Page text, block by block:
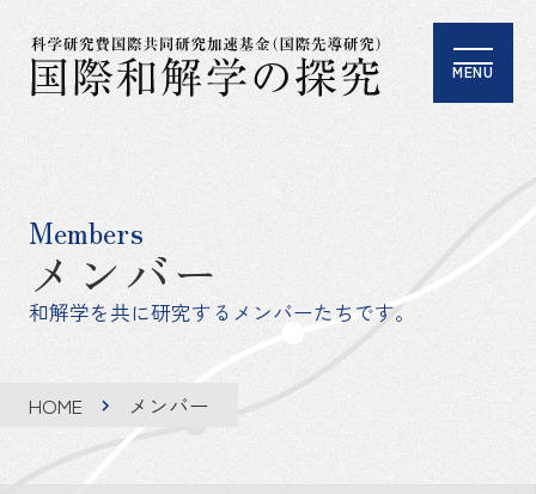
MENU
メンバー
Members
和解学を共に研究するメンバーたちです。
HOME メンバー